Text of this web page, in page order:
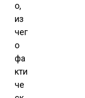
о,
из
чег
о
фа
кти
че